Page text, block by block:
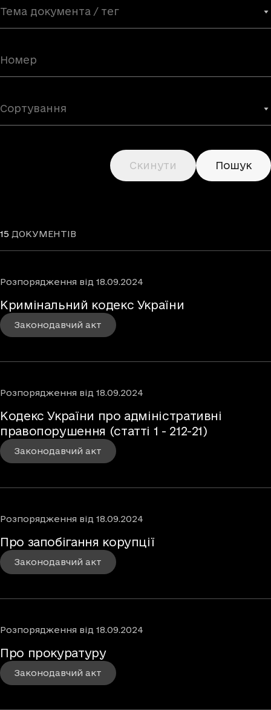
Тема документа / тег
Сортування
Скинути Пошук
15 ДОКУМЕНТІВ
Розпорядження від 18.09.2024
Кримінальний кодекс України
Законодавчий акт
Розпорядження від 18.09.2024
Кодекс України про адміністративні
правопорушення (статті 1 - 212-21)
Законодавчий акт
Розпорядження від 18.09.2024
Про запобігання корупції
Законодавчий акт
Розпорядження від 18.09.2024
Про прокуратуру
Законодавчий акт